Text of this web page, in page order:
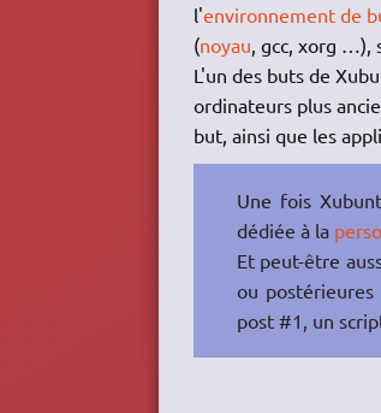
l'environnement de
(noyau , gcc, xorg
L'un des buts de
ordinateurs plus
but, ainsi que les
Une fois
dédiée à la
Et peut-être
ou
post #1, un